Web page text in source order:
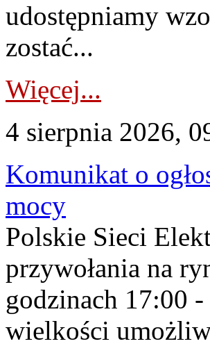
udostępniamy
zostać...
Więcej...
4 sierpnia 2026,
Komunikat o
mocy
Polskie Sieci
przywołania na
godzinach 17:00
wielkości